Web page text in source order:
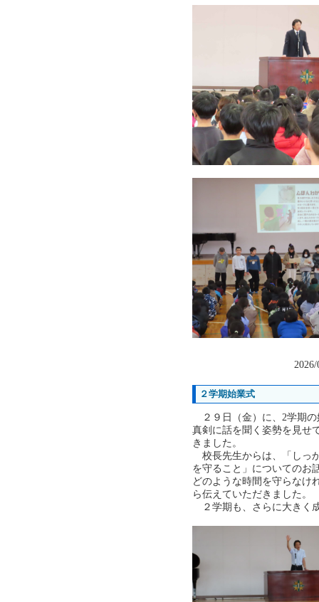
２学期始業式
２９日（金）に、2学期
真剣に話を聞く姿勢を見せ
きました。
校長先生からは、「しっ
を守ること」についてのお
どのような時間を守らなけ
ら伝えていただきました。
２学期も、さらに大きく